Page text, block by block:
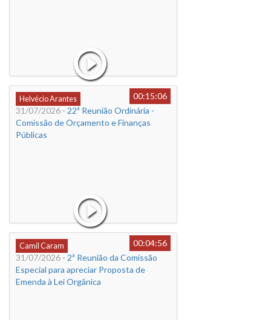
Helvécio Arantes
00:15:06
31/07/2026 - 22ª Reunião Ordinária -
Comissão de Orçamento e Finanças
Públicas
Camil Caram
00:04:56
31/07/2026 - 2ª Reunião da Comissão
Especial para apreciar Proposta de
Emenda à Lei Orgânica